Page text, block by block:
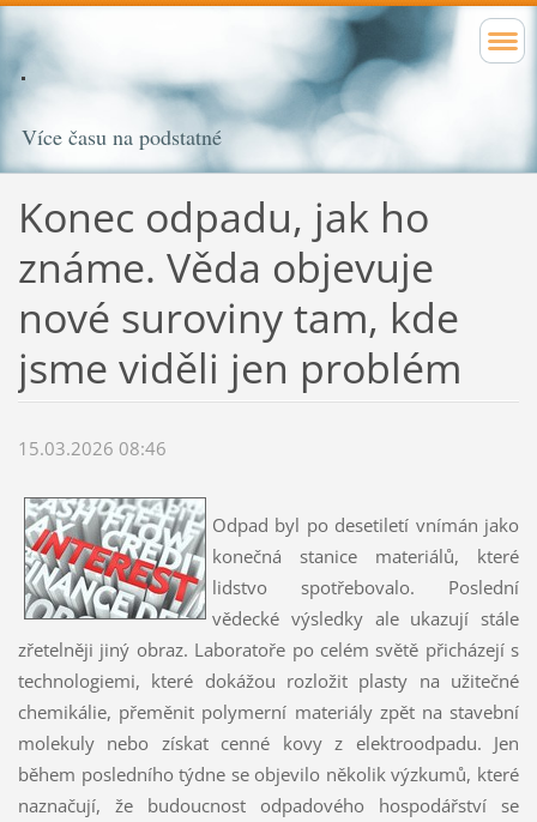
Více času na podstatné
Konec odpadu, jak ho
známe. Věda objevuje
nové suroviny tam, kde
jsme viděli jen problém
15.03.2026 08:46
Odpad byl po desetiletí vnímán jako
konečná stanice materiálů, které
lidstvo spotřebovalo. Poslední
vědecké výsledky ale ukazují stále
zřetelněji jiný obraz. Laboratoře po celém světě přicházejí s
technologiemi, které dokážou rozložit plasty na užitečné
chemikálie, přeměnit polymerní materiály zpět na stavební
molekuly nebo získat cenné kovy z elektroodpadu. Jen
během posledního týdne se objevilo několik výzkumů, které
naznačují, že budoucnost odpadového hospodářství se